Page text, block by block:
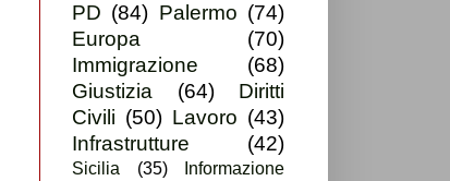
PD (84) Palermo (74)
Europa
(70)
Immigrazione
(68)
Giustizia
(64)
Diritti
Civili (50) Lavoro (43)
Infrastrutture
(42)
Sicilia (35)
Informazione